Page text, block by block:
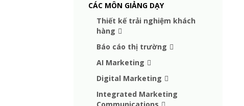
CÁC MÔN GIẢNG DẠY
Thiết kế trải nghiệm khách
hàng
Báo cáo thị trường
AI Marketing
Digital Marketing
Integrated Marketing